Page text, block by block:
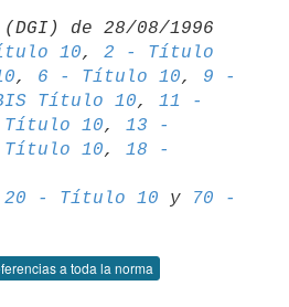
10, 2 - Título
, 6 - Título 10, 9 -
Título 10, 11 -
10, 13 -
10, 18 -
20 - Título 10 y
70 -
a toda la norma